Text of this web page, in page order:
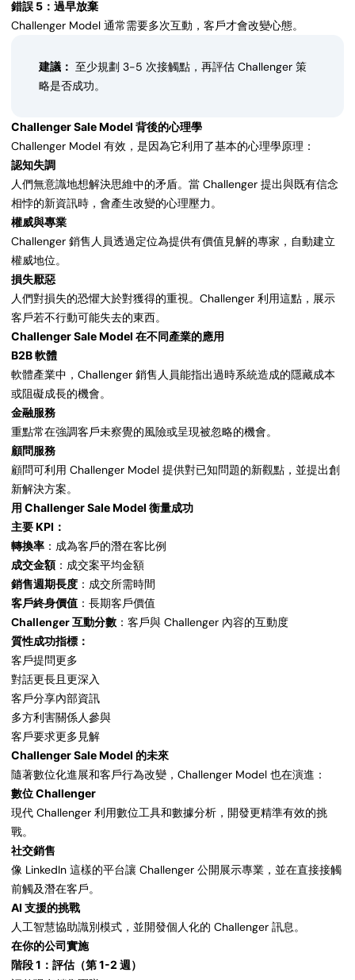
錯誤 5：過早放棄
Challenger Model 通常需要多次互動，客戶才會改變心態。
建議： 至少規劃 3-5 次接觸點，再評估 Challenger 策
略是否成功。
Challenger Sale Model 背後的心理學
Challenger Model 有效，是因為它利用了基本的心理學原理：
認知失調
人們無意識地想解決思維中的矛盾。當 Challenger 提出與既有信念
相悖的新資訊時，會產生改變的心理壓力。
權威與專業
Challenger 銷售人員透過定位為提供有價值見解的專家，自動建立
權威地位。
損失厭惡
人們對損失的恐懼大於對獲得的重視。Challenger 利用這點，展示
客戶若不行動可能失去的東西。
Challenger Sale Model 在不同產業的應用
B2B 軟體
軟體產業中，Challenger 銷售人員能指出過時系統造成的隱藏成本
或阻礙成長的機會。
金融服務
重點常在強調客戶未察覺的風險或呈現被忽略的機會。
顧問服務
顧問可利用 Challenger Model 提供對已知問題的新觀點，並提出創
新解決方案。
用 Challenger Sale Model 衡量成功
主要 KPI：
轉換率 ：成為客戶的潛在客比例
成交金額：成交案平均金額
銷售週期長度 ：成交所需時間
客戶終身價值 ：長期客戶價值
Challenger 互動分數 ：客戶與 Challenger 內容的互動度
質性成功指標：
客戶提問更多
對話更長且更深入
客戶分享內部資訊
多方利害關係人參與
客戶要求更多見解
Challenger Sale Model 的未來
隨著數位化進展和客戶行為改變，Challenger Model 也在演進：
數位 Challenger
現代 Challenger 利用數位工具和數據分析，開發更精準有效的挑
戰。
社交銷售
像 LinkedIn 這樣的平台讓 Challenger 公開展示專業，並在直接接觸
前觸及潛在客戶。
AI 支援的挑戰
人工智慧協助識別模式，並開發個人化的 Challenger 訊息。
在你的公司實施
階段 1：評估（第 1-2 週）